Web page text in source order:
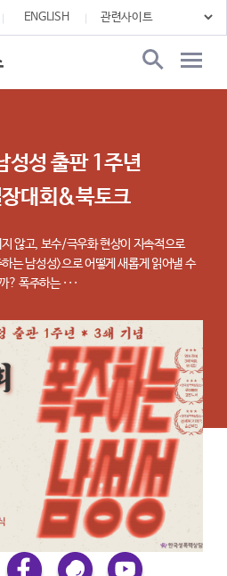
ENGLISH
성성 출판 1주년
대회&북토크
않고, 보수/극우화 현상이 지속적으로
는 남성성>으로 어떻게 새롭게 읽어낼 수
? 폭주하는 ···